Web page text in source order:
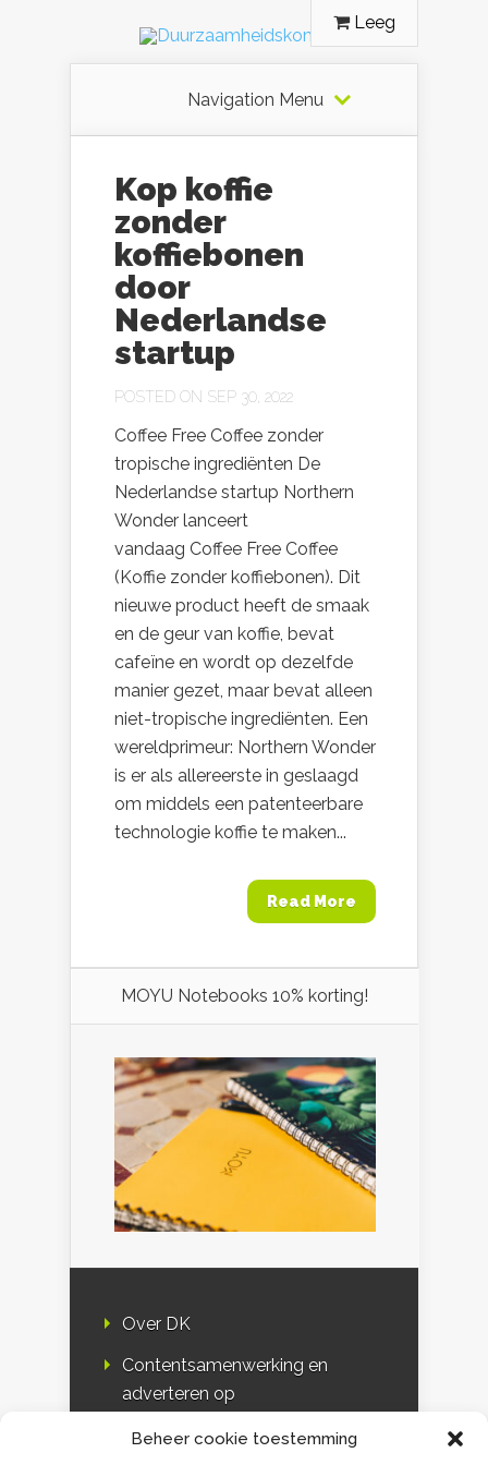
Beheer cookie toestemming
Leeg
Navigation Menu
Kop koffie
zonder
koffiebonen
door
Nederlandse
startup
POSTED ON SEP 30, 2022
Coffee Free Coffee zonder
tropische ingrediënten De
Nederlandse startup Northern
Wonder lanceert
vandaag Coffee Free Coffee
(Koffie zonder koffiebonen). Dit
nieuwe product heeft de smaak
en de geur van koffie, bevat
cafeïne en wordt op dezelfde
manier gezet, maar bevat alleen
niet-tropische ingrediënten. Een
wereldprimeur: Northern Wonder
is er als allereerste in geslaagd
om middels een patenteerbare
technologie koffie te maken...
Read More
MOYU Notebooks 10% korting!
Over DK
Contentsamenwerking en
adverteren op